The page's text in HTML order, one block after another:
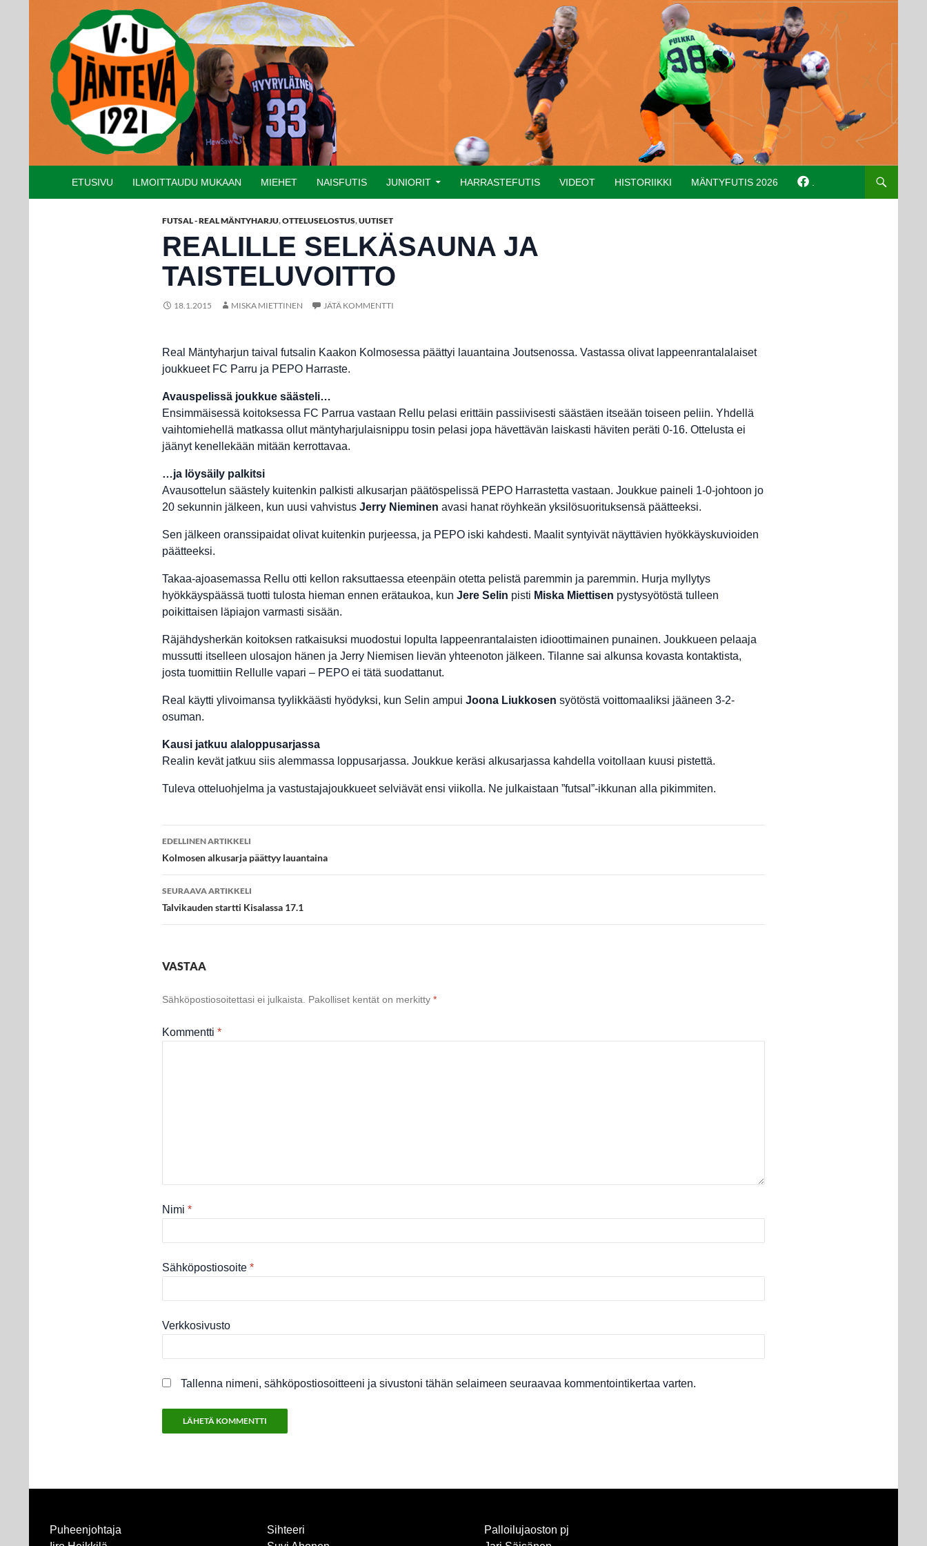
ETUSIVU
ILMOITTAUDU MUKAAN MIEHET NAISFUTIS JUNIORIT HARRASTEFUTIS VIDEOT HISTORIIKKI MÄNTYFUTIS 2026
FUTSAL - REAL MÄNTYHARJU,OTTELUSELOSTUS,UUTISET
REALILLE SELKÄSAUNA JA
TAISTELUVOITTO
18.1.2015 MISKA MIETTINEN JÄTÄ KOMMENTTI
Real Mäntyharjun taival futsalin Kaakon Kolmosessa päättyi lauantaina Joutsenossa. Vastassa olivat lappeenrantalalaiset
joukkueet FC Parru ja PEPO Harraste.
Avauspelissä joukkue säästeli…
Ensimmäisessä koitoksessa FC Parrua vastaan Rellu pelasi erittäin passiivisesti säästäen itseään toiseen peliin. Yhdellä
vaihtomiehellä matkassa ollut mäntyharjulaisnippu tosin pelasi jopa hävettävän laiskasti häviten peräti 0-16. Ottelusta ei
jäänyt kenellekään mitään kerrottavaa.
…ja löysäily palkitsi
Avausottelun säästely kuitenkin palkisti alkusarjan päätöspelissä PEPO Harrastetta vastaan. Joukkue paineli 1-0-johtoon jo
20 sekunnin jälkeen, kun uusi vahvistus Jerry Nieminen avasi hanat röyhkeän yksilösuorituksensä päätteeksi.
Sen jälkeen oranssipaidat olivat kuitenkin purjeessa, ja PEPO iski kahdesti. Maalit syntyivät näyttävien hyökkäyskuvioiden
päätteeksi.
Takaa-ajoasemassa Rellu otti kellon raksuttaessa eteenpäin otetta pelistä paremmin ja paremmin. Hurja myllytys
hyökkäyspäässä tuotti tulosta hieman ennen erätaukoa, kun Jere Selin pisti Miska Miettisen pystysyötöstä tulleen
poikittaisen läpiajon varmasti sisään.
Räjähdysherkän koitoksen ratkaisuksi muodostui lopulta lappeenrantalaisten idioottimainen punainen. Joukkueen pelaaja
mussutti itselleen ulosajon hänen ja Jerry Niemisen lievän yhteenoton jälkeen. Tilanne sai alkunsa kovasta kontaktista,
josta tuomittiin Rellulle vapari – PEPO ei tätä suodattanut.
Real käytti ylivoimansa tyylikkäästi hyödyksi, kun Selin ampui Joona Liukkosen syötöstä voittomaaliksi jääneen 3-2-
osuman.
Kausi jatkuu alaloppusarjassa
Realin kevät jatkuu siis alemmassa loppusarjassa. Joukkue keräsi alkusarjassa kahdella voitollaan kuusi pistettä.
Tuleva otteluohjelma ja vastustajajoukkueet selviävät ensi viikolla. Ne julkaistaan ”futsal”-ikkunan alla pikimmiten.
Artikkelien
selaus
EDELLINEN ARTIKKELI
Kolmosen alkusarja päättyy lauantaina
SEURAAVA ARTIKKELI
Talvikauden startti Kisalassa 17.1
VASTAA
Sähköpostiosoitettasi ei julkaista. Pakolliset kentät on merkitty *
Kommentti *
Nimi *
Sähköpostiosoite *
Verkkosivusto
Tallenna nimeni, sähköpostiosoitteeni ja sivustoni tähän selaimeen seuraavaa kommentointikertaa varten.
Puheenjohtaja
Sihteeri
Palloilujaoston pj